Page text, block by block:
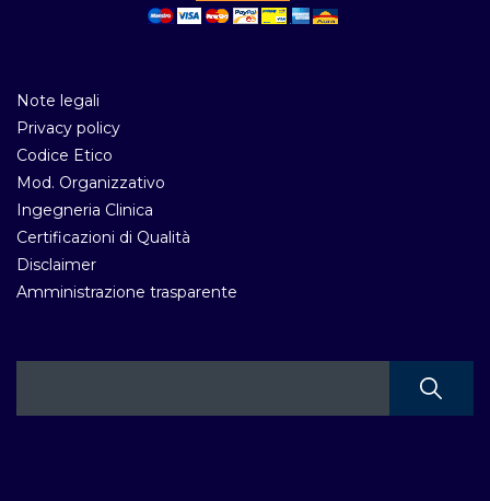
Note legali
Privacy policy
Codice Etico
Mod. Organizzativo
Ingegneria Clinica
Certificazioni di Qualità
Disclaimer
Amministrazione trasparente